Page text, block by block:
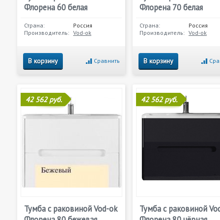
Флорена 60 белая
Страна:
Россия
Производитель: Vod-ok
В корзину Сравнить
Флорена 70 белая
Страна:
Россия
Производитель: Vod-ok
В корзину
42 562 руб.
Тумба с раковиной Vod-ok
42 562 руб.
Тумба с раковиной